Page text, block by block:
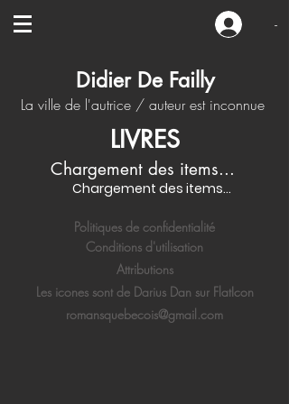
-
Didier De Failly
La ville de l'autrice / auteur est inconnue
LIVRES
Chargement des items...
Chargement des items...
Politiques de confidentialité
Conditions d'utilisation
Attributions
Les icones sont de Darius Dan sur FlatIcon
romansquebecois@gmail.com